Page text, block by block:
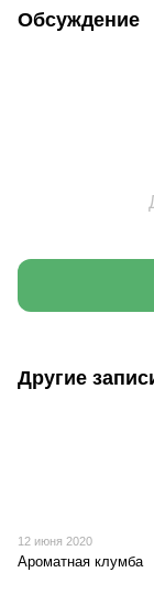
Обсуждение
Другие
12 июня 2020
Ароматная клумба